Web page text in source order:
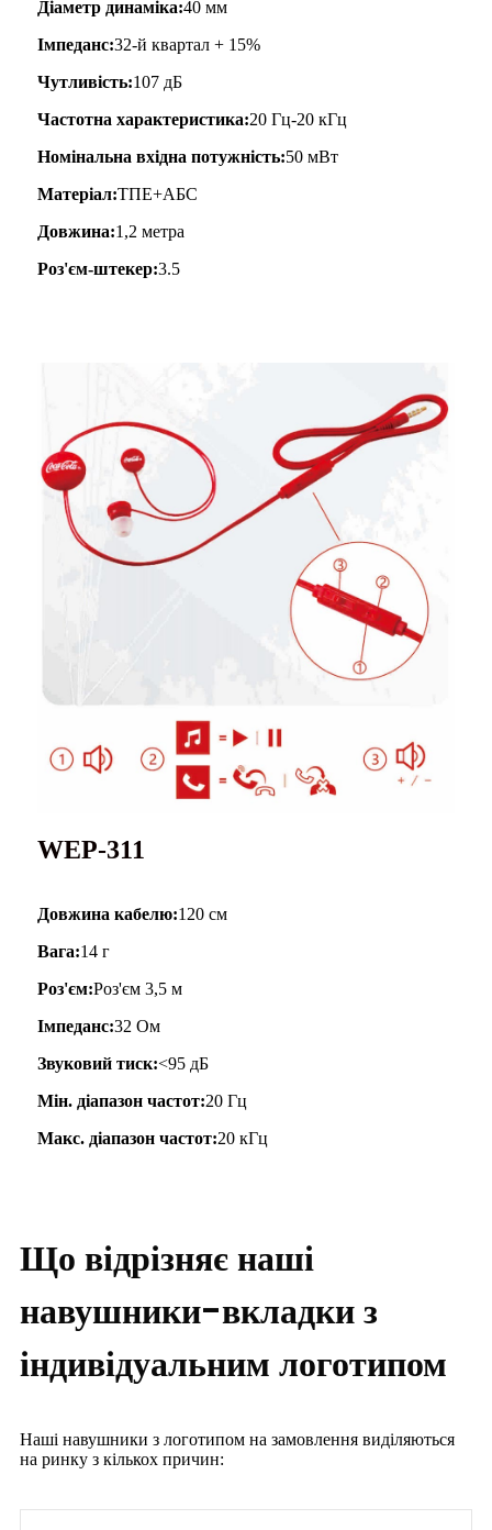
Діаметр динаміка:40 мм
Імпеданс:32-й квартал + 15%
Чутливість:107 дБ
Частотна характеристика:20 Гц-20 кГц
Номінальна вхідна потужність:50 мВт
Матеріал:ТПЕ+АБС
Довжина:1,2 метра
Роз'єм-штекер:3.5
WEP-311
Довжина кабелю:120 см
Вага:14 г
Роз'єм:Роз'єм 3,5 м
Імпеданс:32 Ом
Звуковий тиск:<95 дБ
Мін. діапазон частот:20 Гц
Макс. діапазон частот:20 кГц
Що відрізняє наші
навушники-вкладки з
індивідуальним логотипом
Наші навушники з логотипом на замовлення виділяються
на ринку з кількох причин: